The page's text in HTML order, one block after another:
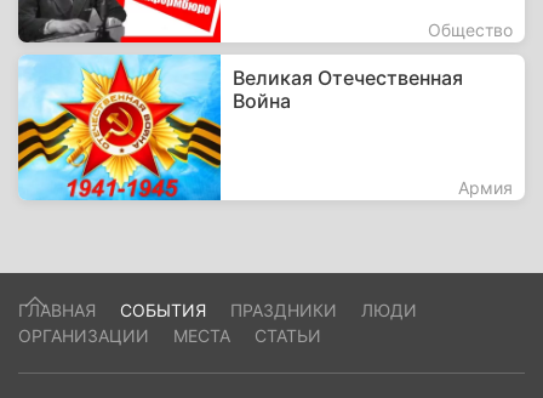
Общество
Великая Отечественная
Война
Армия
ГЛАВНАЯ СОБЫТИЯ ПРАЗДНИКИ
ЛЮДИ
ОРГАНИЗАЦИИ
МЕСТА СТАТЬИ